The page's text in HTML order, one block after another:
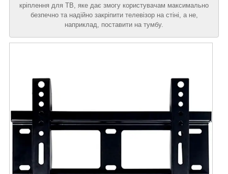
кріплення для ТВ, яке дає змогу користувачам максимально
безпечно та надійно закріпити телевізор на стіні, а не,
наприклад, поставити на тумбу.